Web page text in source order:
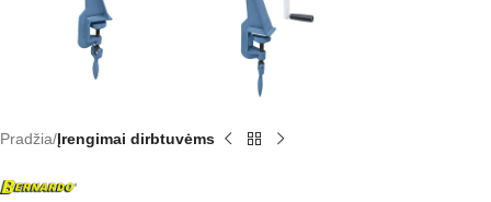
Pradžia Įrengimai dirbtuvėms